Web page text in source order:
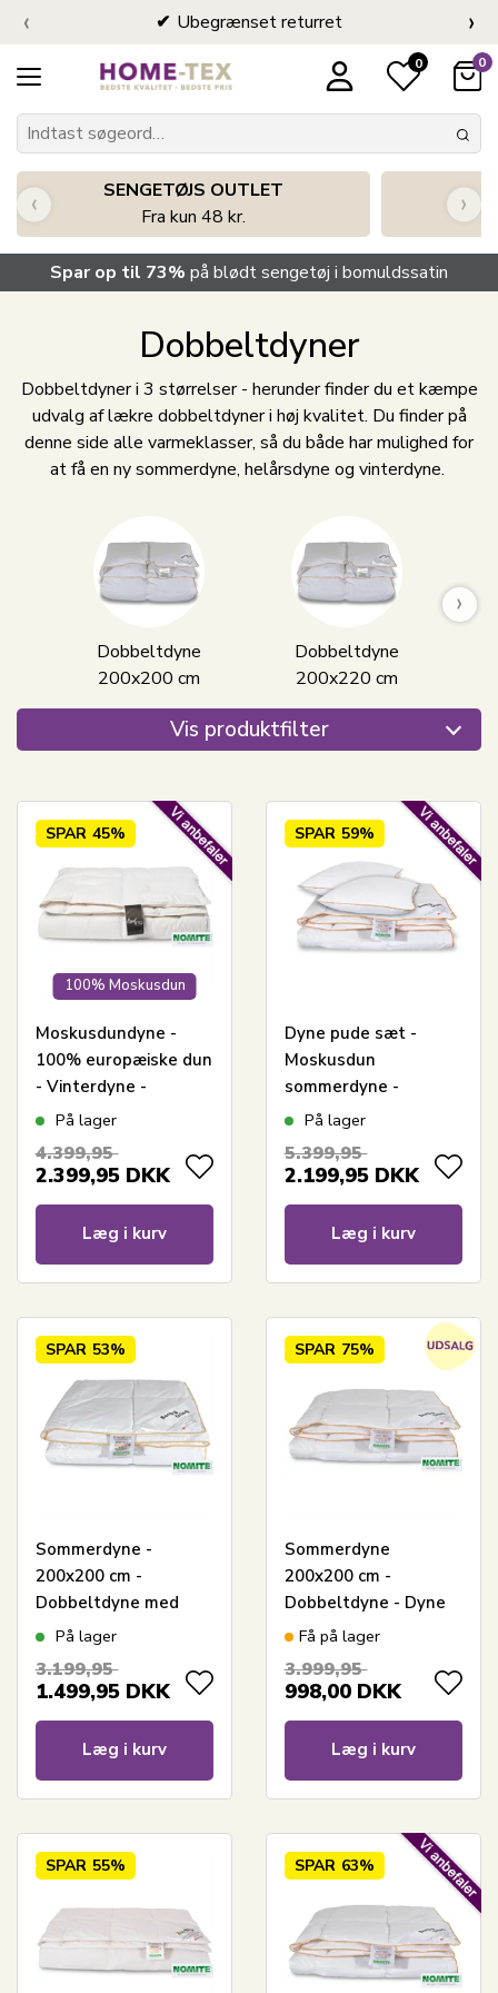
Ubegrænset returret
‹ ›
0 0
SENGETØJS OUTLET
Fra kun 48 kr.
‹ ›
Spar op til 73% på blødt sengetøj i bomuldssatin
Dobbeltdyner
Dobbeltdyner i 3 størrelser - herunder finder du et kæmpe
udvalg af lækre dobbeltdyner i høj kvalitet. Du finder på
denne side alle varmeklasser, så du både har mulighed for
at få en ny sommerdyne, helårsdyne og vinterdyne.
Dobbeltdyne
200x200 cm
Dobbeltdyne
200x220 cm
›
Vis produktfilter
100% Moskusdun
SPAR 45%
Moskusdundyne -
100% europæiske dun
- Vinterdyne -
140x220 cm - Dansk
Borg - Ekstra varm
På lager
4.399,95
2.399,95 DKK
Læg i kurv
SPAR 59%
Dyne pude sæt -
Moskusdun
sommerdyne -
Sommerdyne
på 60x63 cm - Borg
På lager
5.399,95
2.199,95 DKK
Læg i kurv
SPAR 53%
Sommerdyne -
200x200 cm -
Dobbeltdyne med
100% gåsedun - Borg
sommerdyne
På lager
3.199,95
1.499,95 DKK
Læg i kurv
SPAR 75%
Sommerdyne
200x200 cm -
Dobbeltdyne - Dyne
med moskusdun -
luftig sommerdyne
Få på lager
3.999,95
998,00 DKK
Læg i kurv
SPAR 55% SPAR 63%